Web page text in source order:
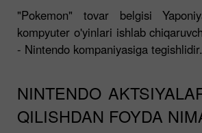
"Pokemon" tovar belgisi
kompyuter o'yinlari ishlab
- Nintendo kompaniyasiga tegishlidir.
NINTENDO
QILISHDAN FOYDA